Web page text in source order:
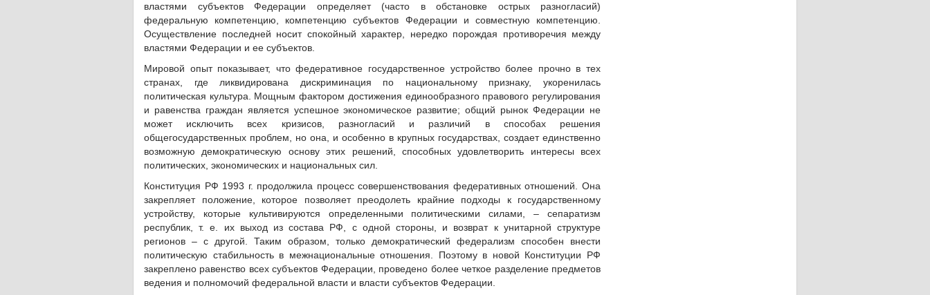
властями субъектов Федерации определяет (часто в обстановке острых разногласий)
федеральную компетенцию, компетенцию субъектов Федерации и совместную компетенцию.
Осуществление последней носит спокойный характер, нередко порождая противоречия между
властями Федерации и ее субъектов.
Мировой опыт показывает, что федеративное государственное устройство более прочно в тех
странах, где ликвидирована дискриминация по национальному признаку, укоренилась
политическая культура. Мощным фактором достижения единообразного правового регулирования
и равенства граждан является успешное экономическое развитие; общий рынок Федерации не
может исключить всех кризисов, разногласий и различий в способах решения
общегосударственных проблем, но она, и особенно в крупных государствах, создает единственно
возможную демократическую основу этих решений, способных удовлетворить интересы всех
политических, экономических и национальных сил.
Конституция РФ 1993 г. продолжила процесс совершенствования федеративных отношений. Она
закрепляет положение, которое позволяет преодолеть крайние подходы к государственному
устройству, которые культивируются определенными политическими силами, – сепаратизм
республик, т. е. их выход из состава РФ, с одной стороны, и возврат к унитарной структуре
регионов – с другой. Таким образом, только демократический федерализм способен внести
политическую стабильность в межнациональные отношения. Поэтому в новой Конституции РФ
закреплено равенство всех субъектов Федерации, проведено более четкое разделение предметов
ведения и полномочий федеральной власти и власти субъектов Федерации.